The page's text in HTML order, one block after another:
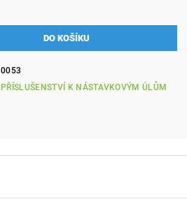
0053
PŘÍSLUŠENSTVÍ K NÁSTAVKOVÝM ÚLŮM